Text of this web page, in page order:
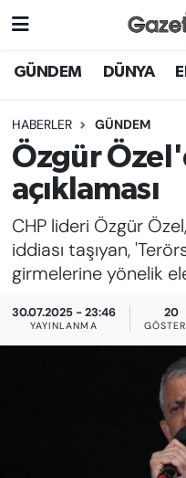
GÜNDEM DÜNYA
HABERLER GÜNDEM
Özgür
açıklaması
CHP lideri Özgür
iddiası taşıyan,
girmelerine yönelik
30.07.2025 - 23:46
YAYINLANMA
20
DÜNYA
EKONOMİ
EMEK HABERLERİ
GAZETECİLİĞİNİ
FAYDALI BİLGİLER
GÜNDEM
Nöbetçi Eczaneler
Hava Durumu
İstanbul Namaz
Süper Lig Puan
Tüm Manşetler
Son Dakika